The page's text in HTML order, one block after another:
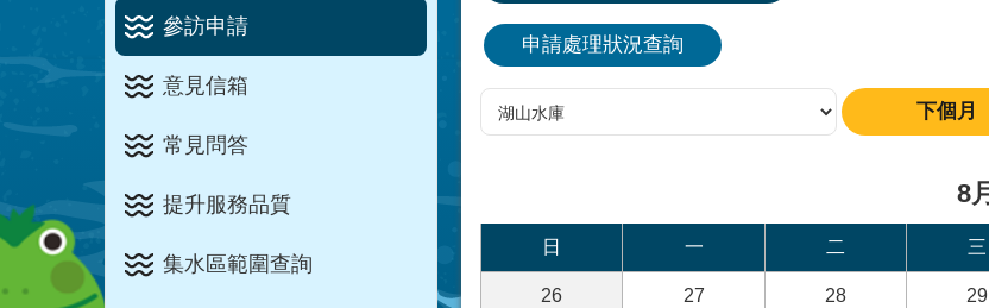
參訪申請
意見信箱
常見問答
提升服務品質
集水區範圍查詢
申請處理狀況查詢
下個月
8月
日 一 二 三
26
27 28 29